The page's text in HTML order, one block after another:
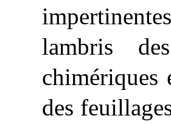
lambris
chimériques
des